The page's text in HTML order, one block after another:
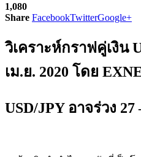
1,080
Share FacebookTwitterGoogle+
วิเคราะห์กราฟคู่เงิน
เม.ย. 2020 โดย
USD/JPY อาจร่วง 27